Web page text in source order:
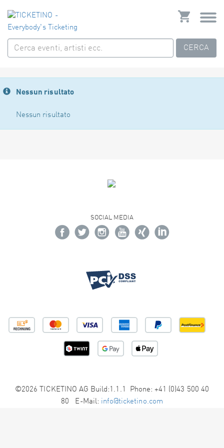
CERCA
Nessun risultato
Nessun risultato
SOCIAL MEDIA
©2026 TICKETINO AG Build:1.1.1 Phone: +41 (0)43 500 40
80 E-Mail: info@ticketino.com